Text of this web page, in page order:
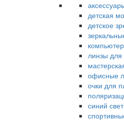
детская
детское
линзы для
офисные
очки для
синий свет